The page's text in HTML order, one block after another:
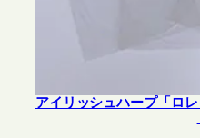
アイリッシュハープ「ロ